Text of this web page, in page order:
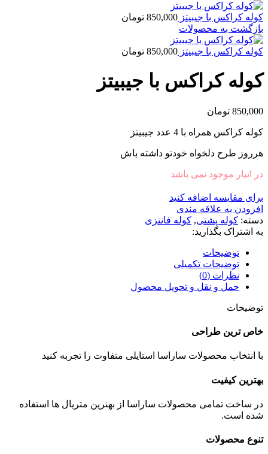
کوله کراکس با جیبیتز 850,000 تومان
بازگشت به محصولات
کوله کراکس با جیبیتز 850,000 تومان
کوله کراکس با جیبیتز
850,000 تومان
کوله کراکس همراه با 4 عدد جیبیتز
هرروز طرح دلخواه خودتو داشته باش
در انبار موجود نمی باشد
برای مقایسه اضافه کنید
افزودن به علاقه مندی
دسته: کوله پشتی, کوله فانتزی
به اشتراک بگذارید:
توضیحات
توضیحات تکمیلی
نظرات (0)
حمل و نقل و تحویل محصول
توضیحات
خاص ترین طراحی
با انتخاب محصولات ساراسا استایلی متفاوت را تجربه کنید
بهترین کیفیت
در ساخت تمامی محصولات ساراسا از بهنرین متریال ها استفاده
شده است.
تنوع محصولات